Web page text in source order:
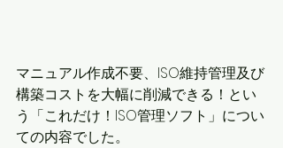
マニュアル作成不要、ISO維持管理及び
構築コストを大幅に削減できる！とい
う「これだけ！ISO管理ソフト」につい
ての内容でした。